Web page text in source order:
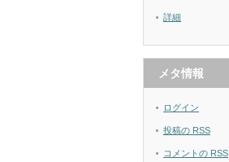
詳細
メタ情報
ログイン
投稿の RSS
コメントの RSS